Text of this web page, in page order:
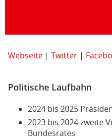
Webseite | Twitter |
Politische Laufbahn
2024 bis 2025
2023 bis 2024 zweite
Bundesrates